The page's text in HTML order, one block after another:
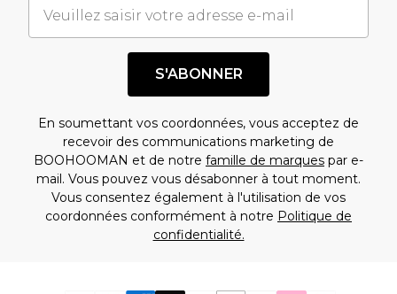
S'ABONNER
En soumettant vos coordonnées, vous acceptez de
recevoir des communications marketing de
BOOHOOMAN et de notre famille de marques par e-
mail. Vous pouvez vous désabonner à tout moment.
Vous consentez également à l'utilisation de vos
coordonnées conformément à notre Politique de
confidentialité.